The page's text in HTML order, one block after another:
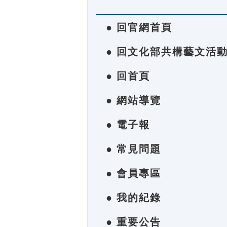
● 回官網首頁
● 回文化部共構藝文活
● 回首頁
● 網站導覽
● 電子報
● 常見問題
● 會員專區
● 我的紀錄
● 重要公告